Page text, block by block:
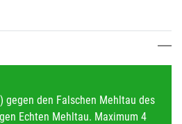
gegen den Falschen Mehltau des
Echten Mehltau. Maximum 4